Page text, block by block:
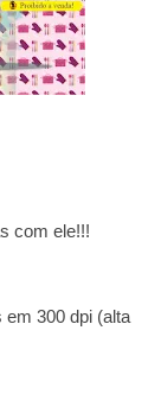
com ele!!!
em 300 dpi (alta